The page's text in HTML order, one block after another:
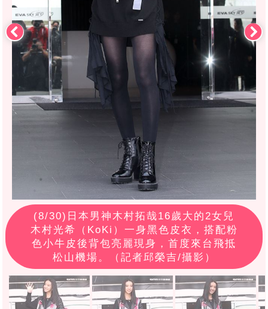
(8/30)日本男神木村拓哉16歲大的2女兒
木村光希（KoKi）一身黑色皮衣，搭配粉
色小牛皮後背包亮麗現身，首度來台飛抵
松山機場。（記者邱榮吉/攝影）